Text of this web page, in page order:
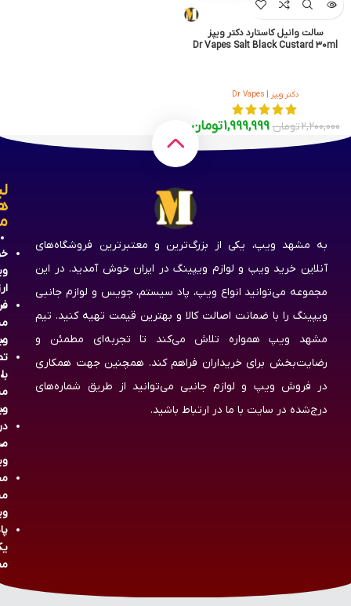
سالت وانیل کاستارد دکتر ویپز
Dr Vapes Salt Black Custard 30ml
دکتر ویپز | Dr Vapes
2,200,000تومان 1,999,999تومان
به مشهد ویپ، یکی از بزرگ‌ترین و معتبرترین فروشگاه‌های
آنلاین خرید ویپ و لوازم ویپینگ در ایران خوش آمدید. در این
مجموعه می‌توانید انواع ویپ، پاد سیستم، جویس و لوازم جانبی
ویپینگ را با ضمانت اصالت کالا و بهترین قیمت تهیه کنید. تیم
مشهد ویپ همواره تلاش می‌کند تا تجربه‌ای مطمئن و
رضایت‌بخش برای خریداران فراهم کند. همچنین جهت همکاری
در فروش ویپ و لوازم جانبی می‌توانید از طریق شماره‌های
درج‌شده در سایت با ما در ارتباط باشید.
با